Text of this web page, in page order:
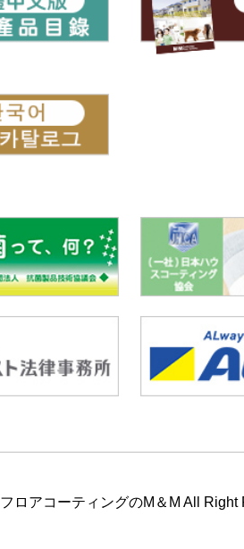
フロアコーティングのM＆M All Right